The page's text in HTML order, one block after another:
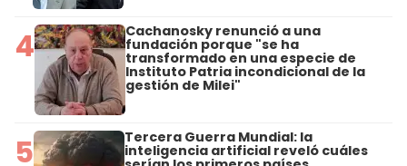
4 Cachanosky renunció a una
fundación porque "se ha
transformado en una especie de
Instituto Patria incondicional de la
gestión de Milei"
5 Tercera Guerra Mundial: la
inteligencia artificial reveló cuáles